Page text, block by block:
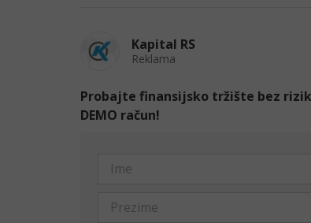
Kapital RS
Reklama
Probajte finansijsko tržište bez
DEMO račun!